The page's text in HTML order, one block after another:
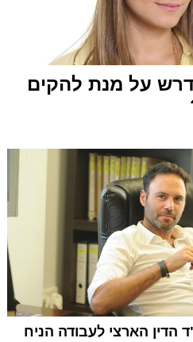
על מנת להקים
הארצי לעבודה הניח